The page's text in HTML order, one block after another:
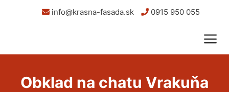
info@krasna-fasada.sk 0915 950 055
Obklad na chatu Vrakuňa